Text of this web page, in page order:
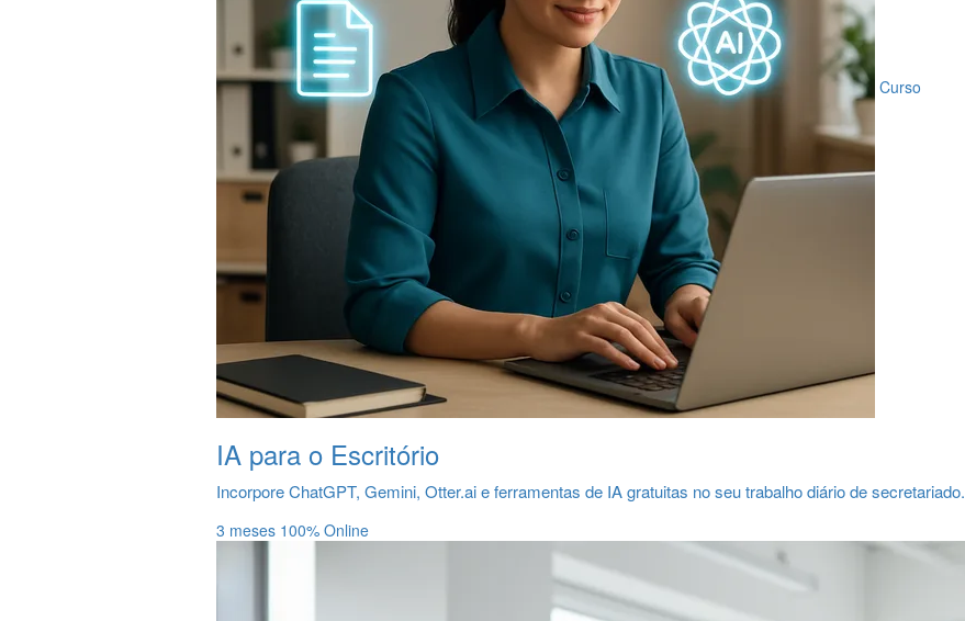
Curso
IA para o Escritório
Incorpore ChatGPT, Gemini, Otter.ai e ferramentas de IA gratuitas no seu trabalho diário de secretariado.
3 meses 100% Online